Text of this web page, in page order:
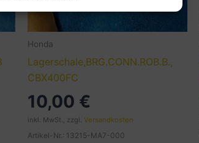
Honda
Lagerschale,BRG.CONN.ROB.B.,
CBX400FC
10,00 €
inkl. MwSt., zzgl. Versandkosten
Artikel-Nr.: 13215-MA7-000